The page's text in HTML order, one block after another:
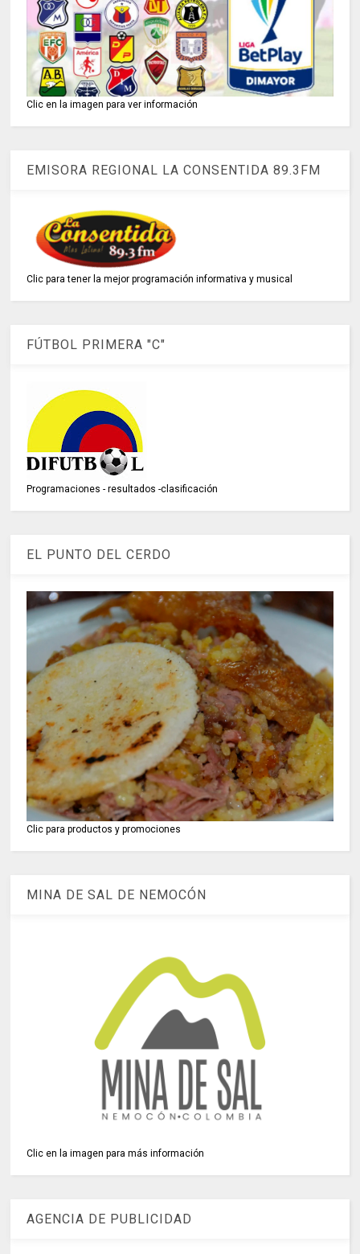
Clic en la imagen para ver información
EMISORA REGIONAL LA CONSENTIDA 89.3FM
Clic para tener la mejor programación informativa y musical
FÚTBOL PRIMERA "C"
Programaciones - resultados -clasificación
EL PUNTO DEL CERDO
Clic para productos y promociones
MINA DE SAL DE NEMOCÓN
Clic en la imagen para más información
AGENCIA DE PUBLICIDAD